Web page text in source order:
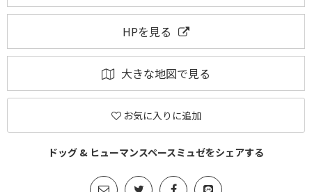
HPを見る
大きな地図で見る
お気に入りに追加
ドッグ & ヒューマンスペースミュゼをシェアする